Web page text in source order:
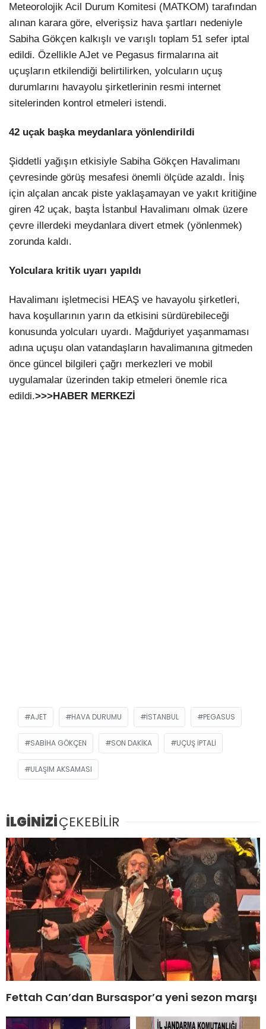
Meteorolojik Acil Durum Komitesi (MATKOM) tarafından
alınan karara göre, elverişsiz hava şartları nedeniyle
Sabiha Gökçen kalkışlı ve varışlı toplam 51 sefer iptal
edildi. Özellikle AJet ve Pegasus firmalarına ait
uçuşların etkilendiği belirtilirken, yolcuların uçuş
durumlarını havayolu şirketlerinin resmi internet
sitelerinden kontrol etmeleri istendi.
42 uçak başka meydanlara yönlendirildi
Şiddetli yağışın etkisiyle Sabiha Gökçen Havalimanı
çevresinde görüş mesafesi önemli ölçüde azaldı. İniş
için alçalan ancak piste yaklaşamayan ve yakıt kritiğine
giren 42 uçak, başta İstanbul Havalimanı olmak üzere
çevre illerdeki meydanlara divert etmek (yönlenmek)
zorunda kaldı.
Yolculara kritik uyarı yapıldı
Havalimanı işletmecisi HEAŞ ve havayolu şirketleri,
hava koşullarının yarın da etkisini sürdürebileceği
konusunda yolcuları uyardı. Mağduriyet yaşanmaması
adına uçuşu olan vatandaşların havalimanına gitmeden
önce güncel bilgileri çağrı merkezleri ve mobil
uygulamalar üzerinden takip etmeleri önemle rica
edildi.>>>HABER MERKEZİ
AJET HAVA DURUMU ISTANBUL PEGASUS
SABIHA GÖKÇEN SON DAKIKA UÇUŞ IPTALI
ULAŞIM AKSAMASI
İLGİNİZİÇEKEBİLİR
Fettah Can’dan Bursaspor’a yeni sezon marşı